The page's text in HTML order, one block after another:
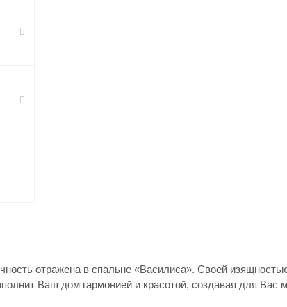
отражена в спальне «Василиса». Своей
Ваш дом гармонией и красотой, создавая для Вас